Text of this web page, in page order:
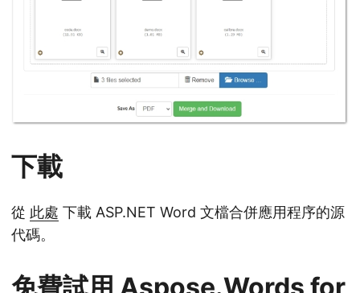
下載
從 此處 下載 ASP.NET Word 文檔合併應用程序的源
代碼。